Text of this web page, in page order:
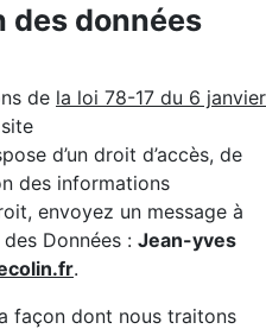
des données
de la loi 78-17 du 6 janvier
d’un droit d’accès, de
des informations
envoyez un message à
Données : Jean-yves
.
façon dont nous traitons